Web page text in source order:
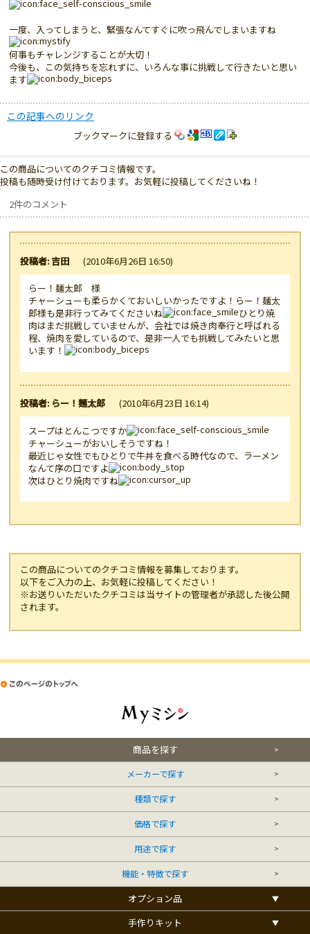
一度、入ってしまうと、緊張なんてすぐに吹っ飛んでしまいますね
何事もチャレンジすることが大切！
今後も、この気持ちを忘れずに、いろんな事に挑戦して行きたいと思い
ます
この記事へのリンク
ブックマークに登録する
この商品についてのクチコミ情報です。
投稿も随時受け付けております。お気軽に投稿してくださいね！
2件のコメント
投稿者: 吉田 (2010年6月26日 16:50)
らー！麺太郎 様
チャーシューも柔らかくておいしいかったですよ！らー！麺太
郎様も是非行ってみてくださいね
ひとり焼
肉はまだ挑戦していませんが、会社では焼き肉奉行と呼ばれる
程、焼肉を愛しているので、是非一人でも挑戦してみたいと思
います！
投稿者: らー！麺太郎 (2010年6月23日 16:14)
スープはとんこつですか
チャーシューがおいしそうですね！
最近じゃ女性でもひとりで牛丼を食べる時代なので、ラーメン
なんて序の口ですよ
次はひとり焼肉ですね
この商品についてのクチコミ情報を募集しております。
以下をご入力の上、お気軽に投稿してください！
※お送りいただいたクチコミは当サイトの管理者が承認した後公開
されます。
商品を探す
メーカーで探す
種類で探す
価格で探す
用途で探す
機能・特徴で探す
オプション品
手作りキット